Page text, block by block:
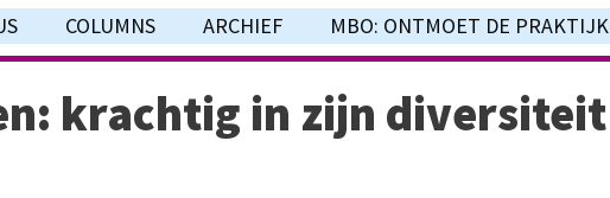
COLUMNS ARCHIEF MBO: ONTMOET DE PRAKTIJK
krachtig in zijn diversiteit